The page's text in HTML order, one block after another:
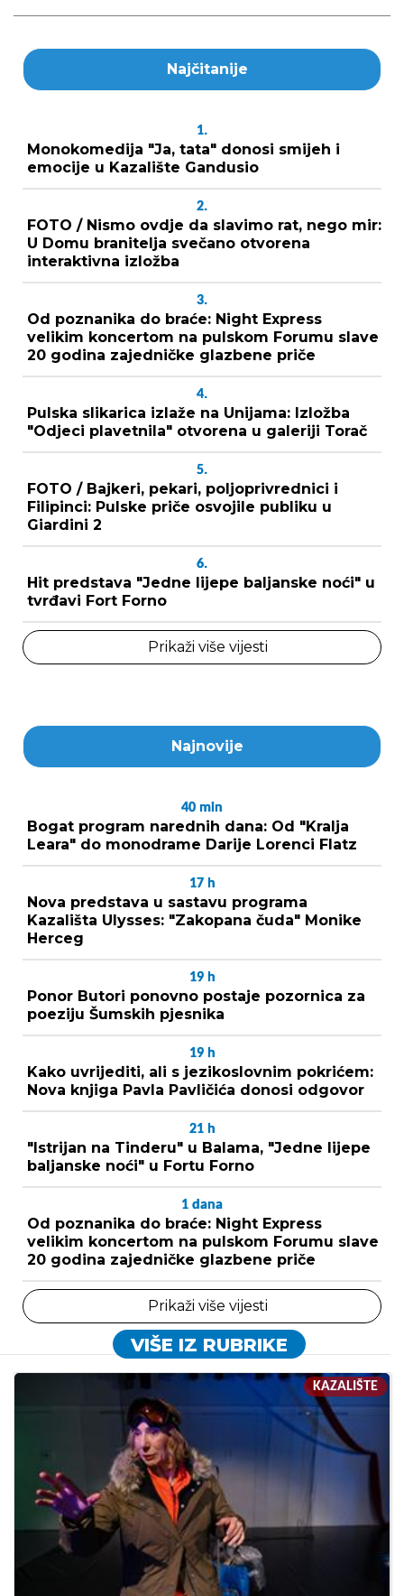
Najčitanije
1.
Monokomedija "Ja, tata" donosi smijeh i
emocije u Kazalište Gandusio
2.
FOTO / Nismo ovdje da slavimo rat, nego mir:
U Domu branitelja svečano otvorena
interaktivna izložba
3.
Od poznanika do braće: Night Express
velikim koncertom na pulskom Forumu slave
20 godina zajedničke glazbene priče
4.
Pulska slikarica izlaže na Unijama: Izložba
"Odjeci plavetnila" otvorena u galeriji Torač
5.
FOTO / Bajkeri, pekari, poljoprivrednici i
Filipinci: Pulske priče osvojile publiku u
Giardini 2
6.
Hit predstava "Jedne lijepe baljanske noći" u
tvrđavi Fort Forno
Prikaži više vijesti
Najnovije
40 min
Bogat program narednih dana: Od "Kralja
Leara" do monodrame Darije Lorenci Flatz
17 h
Nova predstava u sastavu programa
Kazališta Ulysses: "Zakopana čuda" Monike
Herceg
19 h
Ponor Butori ponovno postaje pozornica za
poeziju Šumskih pjesnika
19 h
Kako uvrijediti, ali s jezikoslovnim pokrićem:
Nova knjiga Pavla Pavličića donosi odgovor
21 h
"Istrijan na Tinderu" u Balama, "Jedne lijepe
baljanske noći" u Fortu Forno
1 dana
Od poznanika do braće: Night Express
velikim koncertom na pulskom Forumu slave
20 godina zajedničke glazbene priče
Prikaži više vijesti
VIŠE IZ RUBRIKE
KAZALIŠTE